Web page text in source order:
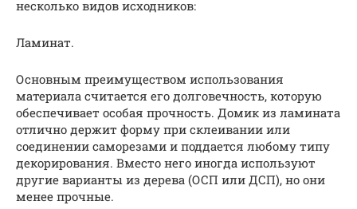
несколько видов исходников:
Ламинат.
Основным преимуществом использования
материала считается его долговечность, которую
обеспечивает особая прочность. Домик из ламината
отлично держит форму при склеивании или
соединении саморезами и поддается любому типу
декорирования. Вместо него иногда используют
другие варианты из дерева (ОСП или ДСП), но они
менее прочные.